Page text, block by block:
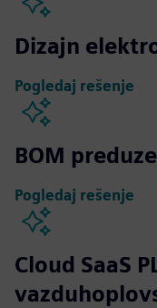
Dizajn
Pogledaj rešenje
BOM
Pogledaj rešenje
Cloud SaaS